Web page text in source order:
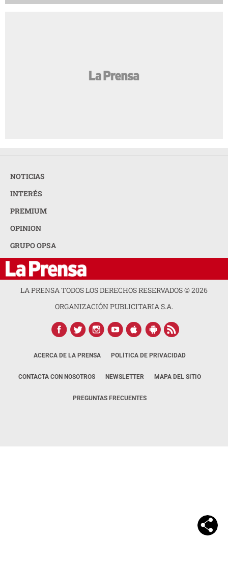
NOTICIAS
INTERÉS
PREMIUM
OPINION
GRUPO OPSA
LA PRENSA TODOS LOS DERECHOS RESERVADOS ©2026
ORGANIZACIÓN PUBLICITARIA S.A.
ACERCA DE LA PRENSA POLÍTICA DE PRIVACIDAD
CONTACTA CON NOSOTROS NEWSLETTER MAPA DEL SITIO
PREGUNTAS FRECUENTES